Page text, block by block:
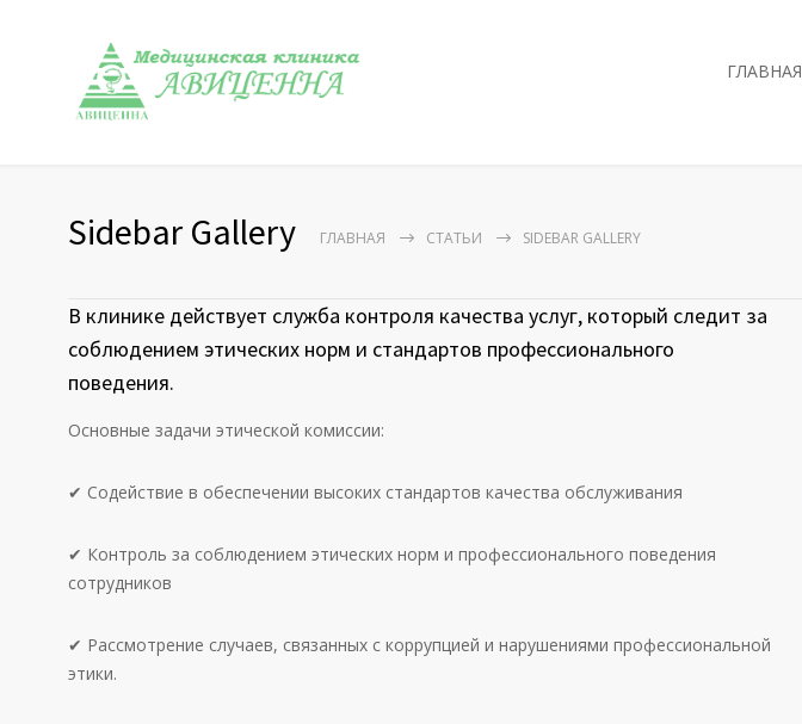
ГЛАВНАЯ
Sidebar Gallery ГЛАВНАЯ СТАТЬИ SIDEBAR GALLERY
В клинике действует служба контроля качества услуг, который следит за
соблюдением этических норм и стандартов профессионального
поведения.
Основные задачи этической комиссии:
✔ Содействие в обеспечении высоких стандартов качества обслуживания
✔ Контроль за соблюдением этических норм и профессионального поведения
сотрудников
✔ Рассмотрение случаев, связанных с коррупцией и нарушениями профессиональной
этики.